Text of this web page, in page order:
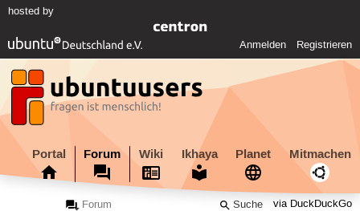
hosted by
Anmelden Registrieren
Portal Forum Wiki Ikhaya Planet Mitmachen
via DuckDuckGo